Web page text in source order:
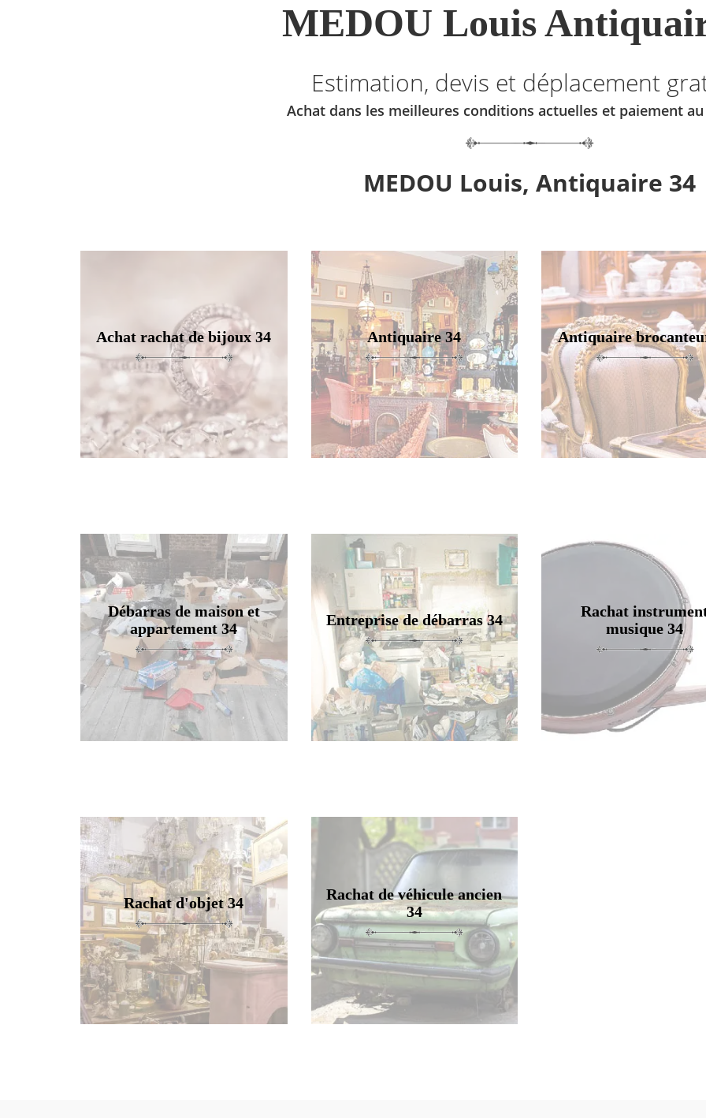
MEDOU Louis
Estimation, devis et déplacement
Achat dans les meilleures conditions actuelles et paiement
MEDOU Louis, Antiquaire 34
Achat rachat de bijoux 34 Antiquaire 34 Antiquaire
Débarras de maison et
appartement 34
Entreprise de débarras 34
Rachat
musique 34
Rachat d'objet 34
Rachat de véhicule ancien
34